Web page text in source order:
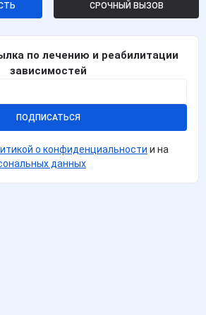
СРОЧНЫЙ ВЫЗОВ
по лечению и реабилитации
зависимостей
ПОДПИСАТЬСЯ
о конфиденциальности и на
данных